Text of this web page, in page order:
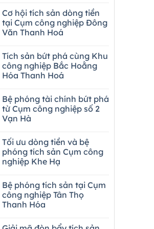
Cơ hội tích sản dòng tiền
tại Cụm công nghiệp Đông
Văn Thanh Hoá
Tích sản bứt phá cùng Khu
công nghiệp Bắc Hoằng
Hóa Thanh Hoá
Bệ phóng tài chính bứt phá
từ Cụm công nghiệp số 2
Vạn Hà
Tối ưu dòng tiền và bệ
phóng tích sản Cụm công
nghiệp Khe Hạ
Bệ phóng tích sản tại Cụm
công nghiệp Tân Thọ
Thanh Hóa